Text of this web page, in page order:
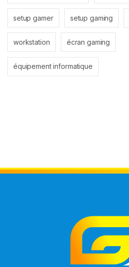
setup gamer setup gaming
workstation écran gaming
équipement informatique